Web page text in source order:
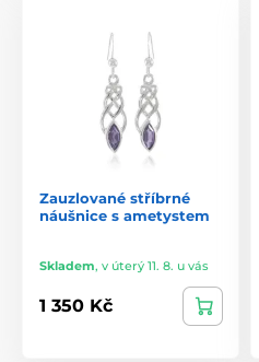
Zauzlované stříbrné
náušnice s ametystem
Skladem, v úterý 11. 8. u vás
1 350 Kč